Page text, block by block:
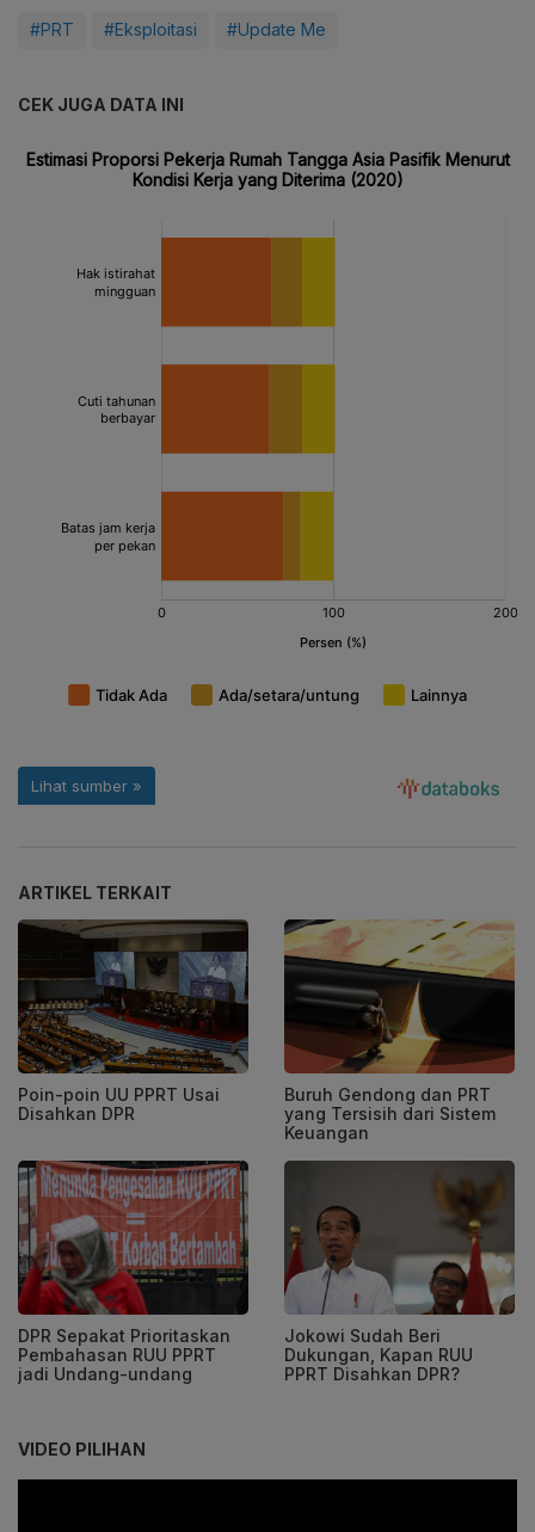
#PRT #Eksploitasi #Update Me
CEK JUGA DATA INI
ARTIKEL TERKAIT
Poin-poin UU PPRT Usai
Disahkan DPR
Buruh Gendong dan PRT
yang Tersisih dari Sistem
Keuangan
DPR Sepakat Prioritaskan
Pembahasan RUU PPRT
jadi Undang-undang
Jokowi Sudah Beri
Dukungan, Kapan RUU
PPRT Disahkan DPR?
VIDEO PILIHAN